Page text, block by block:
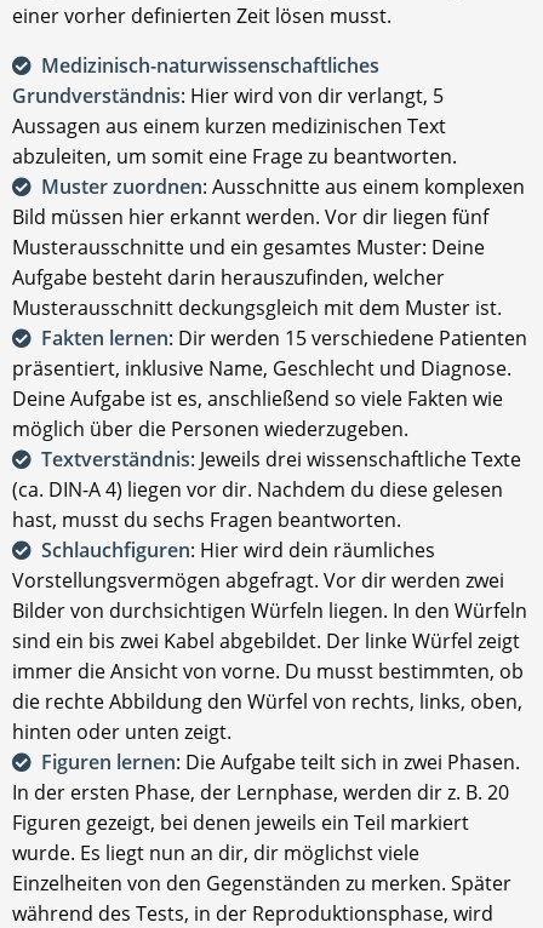
einer vorher definierten Zeit lösen musst.
Medizinisch-naturwissenschaftliches
Grundverständnis: Hier wird von dir verlangt, 5
Aussagen aus einem kurzen medizinischen Text
abzuleiten, um somit eine Frage zu beantworten.
Muster zuordnen: Ausschnitte aus einem komplexen
Bild müssen hier erkannt werden. Vor dir liegen fünf
Musterausschnitte und ein gesamtes Muster: Deine
Aufgabe besteht darin herauszufinden, welcher
Musterausschnitt deckungsgleich mit dem Muster ist.
Fakten lernen: Dir werden 15 verschiedene Patienten
präsentiert, inklusive Name, Geschlecht und Diagnose.
Deine Aufgabe ist es, anschließend so viele Fakten wie
möglich über die Personen wiederzugeben.
Textverständnis: Jeweils drei wissenschaftliche Texte
(ca. DIN-A 4) liegen vor dir. Nachdem du diese gelesen
hast, musst du sechs Fragen beantworten.
Schlauchfiguren: Hier wird dein räumliches
Vorstellungsvermögen abgefragt. Vor dir werden zwei
Bilder von durchsichtigen Würfeln liegen. In den Würfeln
sind ein bis zwei Kabel abgebildet. Der linke Würfel zeigt
immer die Ansicht von vorne. Du musst bestimmten, ob
die rechte Abbildung den Würfel von rechts, links, oben,
hinten oder unten zeigt.
Figuren lernen: Die Aufgabe teilt sich in zwei Phasen.
In der ersten Phase, der Lernphase, werden dir z. B. 20
Figuren gezeigt, bei denen jeweils ein Teil markiert
wurde. Es liegt nun an dir, dir möglichst viele
Einzelheiten von den Gegenständen zu merken. Später
während des Tests, in der Reproduktionsphase, wird